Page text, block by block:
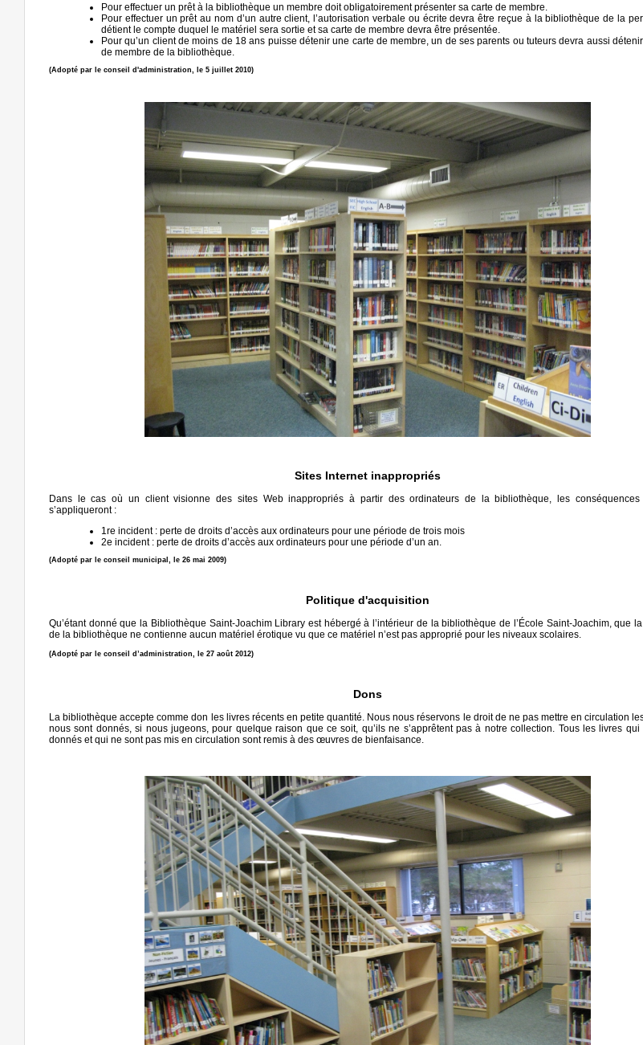
Pour effectuer un prêt à la bibliothèque un membre doit obligatoirement présenter sa carte de membre.
Pour effectuer un prêt au nom d’un autre client, l’autorisation verbale ou écrite devra être reçue à la bibliothèque de la
détient le compte duquel le matériel sera sortie et sa carte de membre devra être présentée.
Pour qu’un client de moins de 18 ans puisse détenir une carte de membre, un de ses parents ou tuteurs devra aussi
de membre de la bibliothèque.
(Adopté par le conseil d'administration, le 5 juillet 2010)
Sites Internet inappropriés
Dans le cas où un client visionne des sites Web inappropriés à partir des ordinateurs de la bibliothèque, les conséquences
s’appliqueront :
1re incident : perte de droits d’accès aux ordinateurs pour une période de trois mois
2e incident : perte de droits d’accès aux ordinateurs pour une période d’un an.
(Adopté par le conseil municipal, le 26 mai 2009)
Politique d'acquisition
Qu’étant donné que la Bibliothèque Saint-Joachim Library est hébergé à l’intérieur de la bibliothèque de l’École Saint-Joachim, que
de la bibliothèque ne contienne aucun matériel érotique vu que ce matériel n’est pas approprié pour les niveaux scolaires.
(Adopté par le conseil d’administration, le 27 août 2012)
Dons
La bibliothèque accepte comme don les livres récents en petite quantité. Nous nous réservons le droit de ne pas mettre en circulation
nous sont donnés, si nous jugeons, pour quelque raison que ce soit, qu’ils ne s’apprêtent pas à notre collection. Tous les livres qui
donnés et qui ne sont pas mis en circulation sont remis à des œuvres de bienfaisance.